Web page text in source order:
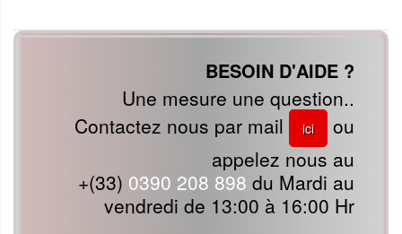
BESOIN D'AIDE ?
Une mesure une question..
Contactez nous par mail
ici
ou
appelez nous au
+(33) 0390 208 898 du Mardi au
vendredi de 13:00 à 16:00 Hr